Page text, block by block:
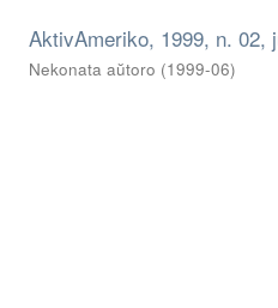
AktivAmeriko, 1999, n. 02,
Nekonata aŭtoro (1999-06)